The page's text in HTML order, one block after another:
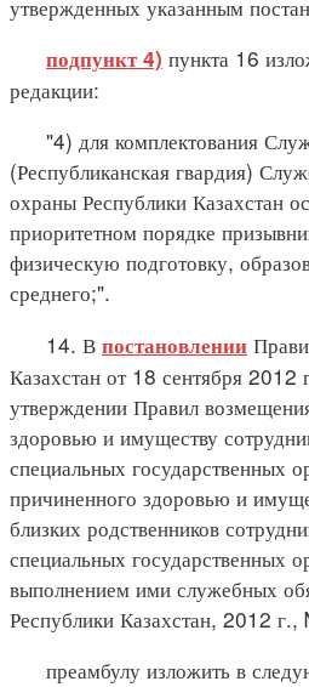
утвержденных указанным
подпункт 4) пункта 16
редакции:
"4) для комплектования
(Республиканская гвардия)
охраны Республики Казахстан
приоритетном порядке
физическую подготовку,
среднего;".
14. В постановлении
Казахстан от 18 сентября
утверждении Правил
здоровью и имуществу
специальных государственных
причиненного здоровью и
близких родственников
специальных государственных
выполнением ими служебных
Республики Казахстан, 2012
преамбулу изложить в